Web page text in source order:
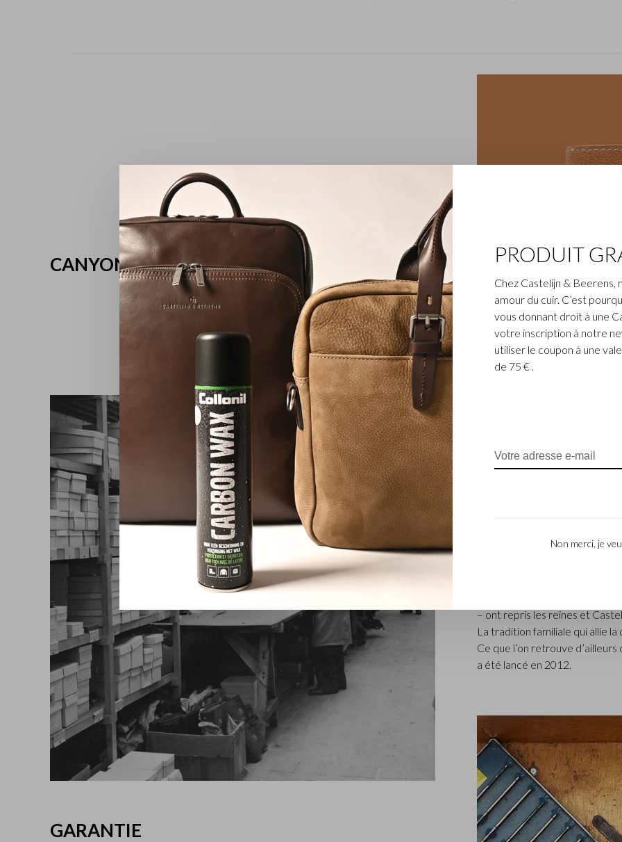
CANYON
L’entreprise Castelijn &
renommée qui conçoit et
L’entreprise a été créée à
coupeur de cuir, Marinus
produits de maroquinerie.
– ont repris les reines et
La tradition familiale qui allie
Ce que l’on retrouve
a été lancé en 2012.
GARANTIE
PRODUIT
Chez Castelijn & Beerens,
amour du cuir. C’est
vous donnant droit à une
votre inscription à notre
utiliser le coupon à une
de 75 € .
Non merci, je